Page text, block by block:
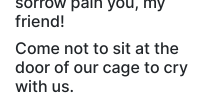
friend!
Come not to sit at the
door of our cage to cry
with us.